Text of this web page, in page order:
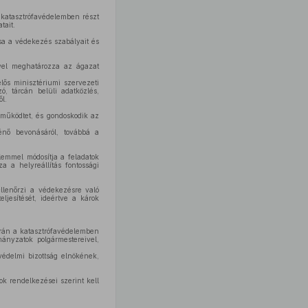
részt
a védekezés szabályait és
meghatározza az ágazat
minisztériumi szervezeti
tárcán belüli adatközlés,
és gondoskodik az
bevonásáról, továbbá a
módosítja a feladatok
a helyreállítás fontossági
a védekezésre való
ideértve a károk
a katasztrófavédelemben
polgármestereivel,
bizottság elnökének,
rendelkezései szerint kell